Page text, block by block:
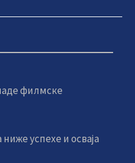
филмске
успехе и осваја